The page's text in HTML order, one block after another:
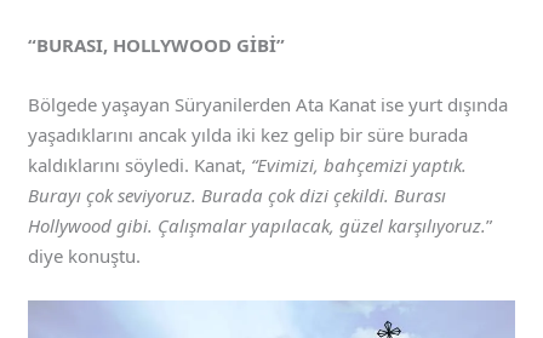
“BURASI, HOLLYWOOD GİBİ”
Bölgede yaşayan Süryanilerden Ata Kanat ise yurt dışında
yaşadıklarını ancak yılda iki kez gelip bir süre burada
kaldıklarını söyledi. Kanat, “Evimizi, bahçemizi yaptık.
Burayı çok seviyoruz. Burada çok dizi çekildi. Burası
Hollywood gibi. Çalışmalar yapılacak, güzel karşılıyoruz.”
diye konuştu.